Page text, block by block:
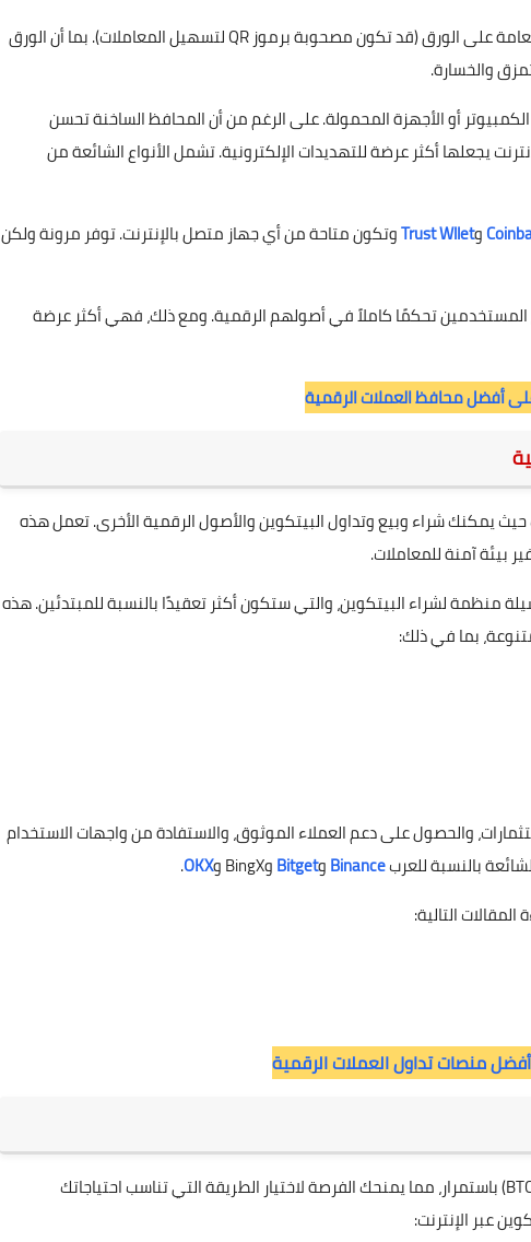
يتم طباعة المفاتيح الخاصة والعامة على الورق (قد تكون مصحوبة برموز QR لتسهيل المعاملات). بما أن الورق
والخسارة.
أو الأجهزة المحمولة. على الرغم من أن المحافظ الساخنة تحسن
يجعلها أكثر عرضة للتهديدات الإلكترونية. تشمل الأنواع الشائعة من
وTrust Wlletوتكون متاحة من أي جهاز متصل بالإنترنت. توفر مرونة ولكن
تحكمًا كاملاً في أصولهم الرقمية. ومع ذلك، فهي أكثر عرضة
أفضل محافظ العملات الرقمية
يمكنك شراء وبيع وتداول البيتكوين والأصول الرقمية الأخرى. تعمل هذه
بيئة آمنة للمعاملات.
منظمة لشراء البيتكوين، والتي ستكون أكثر تعقيدًا بالنسبة للمبتدئين. هذه
بما في ذلك:
والحصول على دعم العملاء الموثوق، والاستفادة من واجهات الاستخدام
بالنسبة للعربBinanceوBitgetوBingX و OKX
.
التالية:
منصات تداول العملات الرقمية
تزداد الخيارات المتاحة لشراء وامتلاك عملة البيتكوين (BTC) باستمرار، مما يمنحك الفرصة لاختيار الطريقة التي تناسب احتياجاتك
عبر الإنترنت: